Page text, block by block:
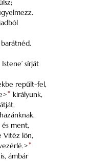
sírját
repűlt-fel,
* királyunk,
és ment,
Vitéz lön,
*
ámbár